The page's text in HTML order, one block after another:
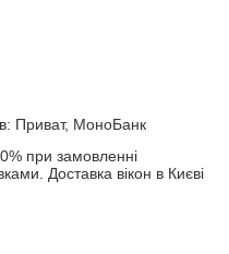
Приват, МоноБанк
при замовленні
Доставка вікон в Києві